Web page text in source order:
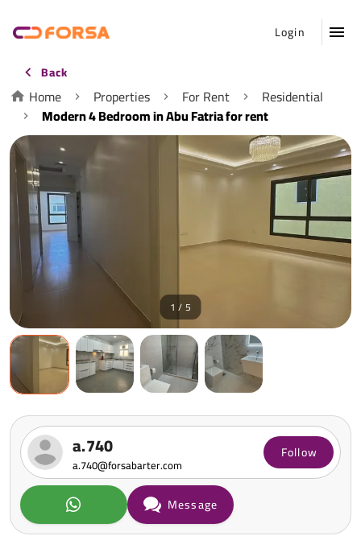
Login
Back
Home Properties For Rent
Residential
Modern 4 Bedroom in Abu Fatria for rent
1 / 5
a.740
a.740@forsabarter.com
Follow
Message